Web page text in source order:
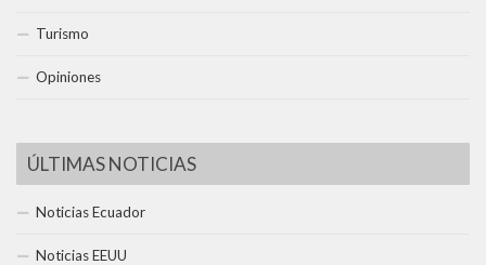
Turismo
Opiniones
ÚLTIMAS NOTICIAS
Noticias Ecuador
Noticias EEUU